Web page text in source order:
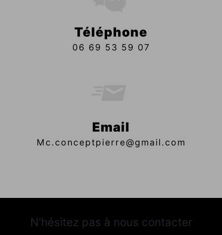
Téléphone
06 69 53 59 07
Email
mc.conceptpierre@gmail.com
N'hésitez pas à nous contacter